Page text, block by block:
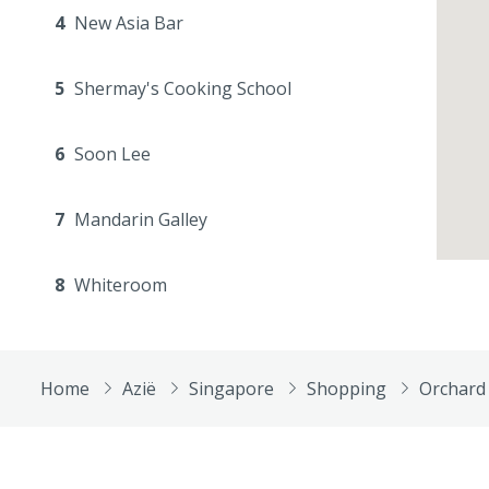
4 New Asia Bar
5 Shermay's Cooking School
6 Soon Lee
7 Mandarin Galley
8 Whiteroom
Home Azië Singapore Shopping Orchard